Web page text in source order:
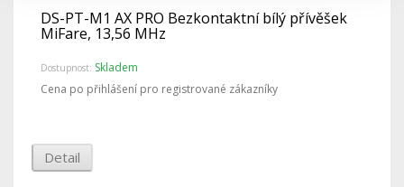
DS-PT-M1 AX PRO Bezkontaktní bílý přívěšek
MiFare, 13,56 MHz
Dostupnost: Skladem
Cena po přihlášení pro registrované zákazníky
Detail